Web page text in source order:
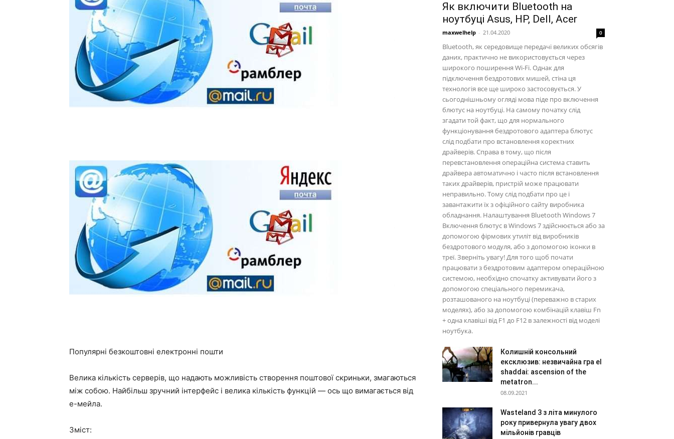
Популярні безкоштовні електронні пошти
Велика кількість серверів, що надають можливість створення поштової скриньки, змагаються
між собою. Найбільш зручний інтерфейс і велика кількість функцій — ось що вимагається від
е-мейла.
Зміст:
Як включити Bluetooth на
ноутбуці Asus, HP, Dell, Acer
maxwelhelp - 21.04.2020 0
Bluetooth, як середовище передачі великих обсягів
даних, практично не використовується через
широкого поширення Wi-Fi. Однак для
підключення бездротових мишей, стіна ця
технологія все ще широко застосовується. У
сьогоднішньому огляді мова піде про включення
блютус на ноутбуці. На самому початку слід
згадати той факт, що для нормального
функціонування бездротового адаптера блютус
слід подбати про встановлення коректних
драйверів. Справа в тому, що після
перевстановлення операційна система ставить
драйвера автоматично і часто після встановлення
таких драйверів, пристрій може працювати
неправильно. Тому слід подбати про це і
завантажити їх з офіційного сайту виробника
обладнання. Налаштування Bluetooth Windows 7
Включення блютус в Windows 7 здійснюється або за
допомогою фірмових утиліт від виробників
бездротового модуля, або з допомогою іконки в
треї. Зверніть увагу! Для того щоб почати
працювати з бездротовим адаптером операційною
системою, необхідно спочатку активувати його з
допомогою спеціального перемикача,
розташованого на ноутбуці (переважно в старих
моделях), або за допомогою комбінацій клавіш Fn
+ одна клавіші від F1 до F12 в залежності від моделі
ноутбука.
Колишній консольний
ексклюзив: незвичайна гра el
shaddai: ascension of the
metatron...
08.09.2021
Wasteland 3 з літа минулого
року привернула увагу двох
мільйонів гравців